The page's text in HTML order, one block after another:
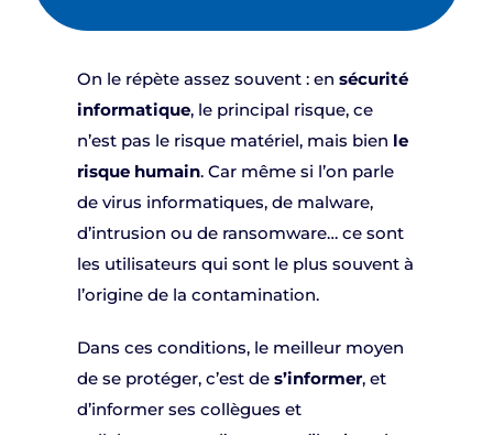
On le répète assez souvent : en sécurité
informatique, le principal risque, ce
n’est pas le risque matériel, mais bien le
risque humain. Car même si l’on parle
de virus informatiques, de malware,
d’intrusion ou de ransomware… ce sont
les utilisateurs qui sont le plus souvent à
l’origine de la contamination.
Dans ces conditions, le meilleur moyen
de se protéger, c’est des’informer, et
d’informer ses collègues et